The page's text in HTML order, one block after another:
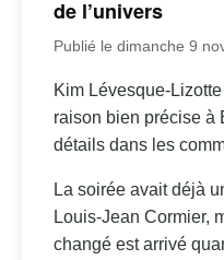
de l’univers
Publié le dimanche 9
Kim Lévesque-
raison bien précise à
détails dans les
La soirée avait déjà
Louis-Jean Cormier,
changé est arrivé